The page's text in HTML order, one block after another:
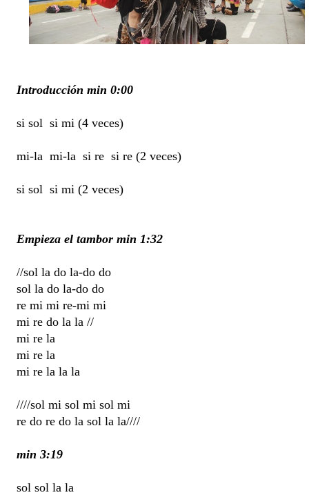
Introducción min 0:00
si sol si mi (4 veces)
mi-la mi-la si re si re (2 veces)
si sol si mi (2 veces)
Empieza el tambor min 1:32
//sol la do la-do do
sol la do la-do do
re mi mi re-mi mi
mi re do la la //
mi re la
mi re la
mi re la la la
////sol mi sol mi sol mi
re do re do la sol la la////
min 3:19
sol sol la la